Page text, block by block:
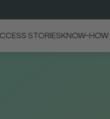
STORIESKNOW-HOW